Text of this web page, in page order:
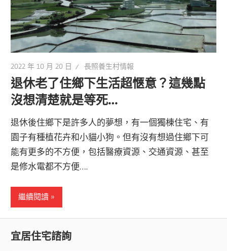
2022 年 10 月 20 日 長照養生村情報
退休老了住鄉下生活超愜意？這幾點
沒想清楚就是等死…
退休後住鄉下是許多人的夢想，有一個獨棟住宅、有
園子有種植花卉和小貓小狗。但有沒有想過住鄉下可
能有更多的不方便，包括醫療資源、交通資源、甚至
是修水電都不方便….
繼續閱讀
宜居住宅諮詢